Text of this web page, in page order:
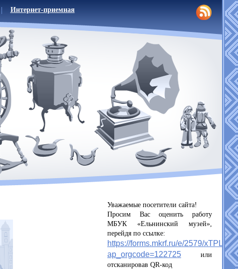
Интернет-приемная
Уважаемые посетители сайта!
Просим Вас оценить работу
МБУК «Ельнинский музей»,
перейдя по ссылке:
https://forms.mkrf.ru/e/2579/
ap_orgcode=122725 или
отсканировав QR-код